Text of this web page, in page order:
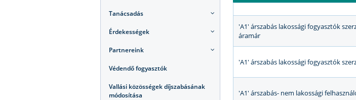
Tanácsadás
Érdekességek
Partnereink
Védendő fogyasztók
Vallási közösségek díjszabásának
módosítása
'A1' árszabás lakossági fogyasztók
áramár
'A1' árszabás lakossági fogyasztók
'A1' árszabás- nem lakossági